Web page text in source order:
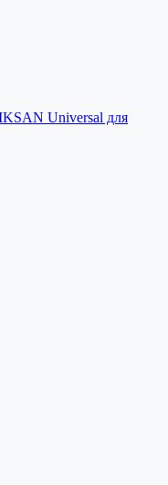
Universal для